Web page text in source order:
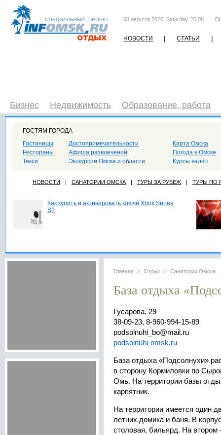
08 августа 2026, Saturday, 20:08
НОВОСТИ | СТАТЬИ |
Бизнес Недвижимость Образование, работа
ГОСТЯМ ГОРОДА
Гостиницы
Рестораны
Такси
Достопримечательности
Афиша развлечений
Экскурсии Омска и области
Карта Омска
Погода в Омске
Курсы валют
НОВОСТИ | САНАТОРИИ ОМСКА | ТУРЫ ЗА РУБЕЖ | ТУРЫ ПО
Как купить и активировать ключи Xbox Series
S?
Главная > Отдых > Санатории Омска
База отдыха
Гусарова, 29
38-09-23, 8-960-994-15-89
podsolnuhi_bo@mail.ru
podsolnuhi-omsk.ru
База отдыха «Подсолнухи»
в сторону Кормиловки по
Омь. На территории базы
карпятник.
На территории имеется один
летних домика и баня. В
столовая, бильярд. На втором